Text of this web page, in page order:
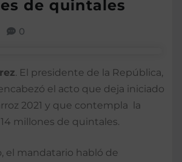
de quintales
0
. El presidente de la República,
el acto que deja iniciado
2021 y que contempla la
millones de quintales.
el mandatario habló de